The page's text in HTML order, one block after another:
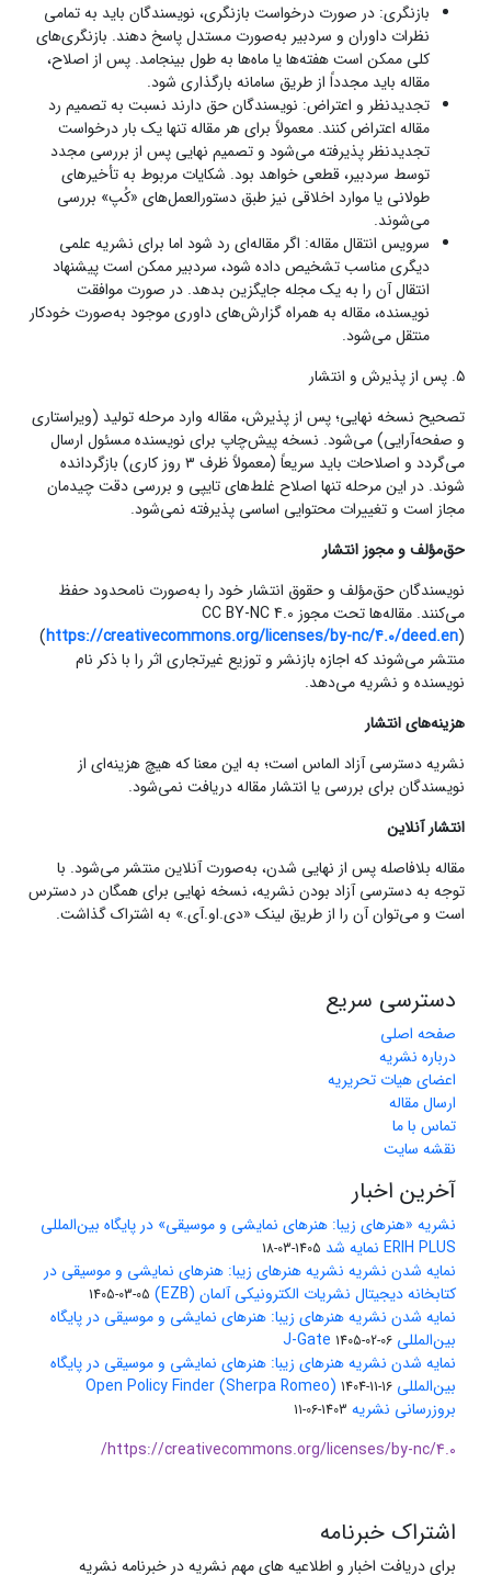
بازنگری: در صورت درخواست بازنگری، نویسندگان باید به تمامی
نظرات داوران و سردبیر به‌صورت مستدل پاسخ دهند. بازنگری‌های
کلی ممکن است هفته‌ها یا ماه‌ها به طول بینجامد. پس از اصلاح،
مقاله باید مجدداً از طریق سامانه بارگذاری شود.
تجدیدنظر و اعتراض: نویسندگان حق دارند نسبت به تصمیم رد
مقاله اعتراض کنند. معمولاً برای هر مقاله تنها یک بار درخواست
تجدیدنظر پذیرفته می‌شود و تصمیم نهایی پس از بررسی مجدد
توسط سردبیر، قطعی خواهد بود. شکایات مربوط به تأخیرهای
طولانی یا موارد اخلاقی نیز طبق دستورالعمل‌های «کُپ» بررسی
می‌شوند.
سرویس انتقال مقاله: اگر مقاله‌ای رد شود اما برای نشریه علمی
دیگری مناسب تشخیص داده شود، سردبیر ممکن است پیشنهاد
انتقال آن را به یک مجله جایگزین بدهد. در صورت موافقت
نویسنده، مقاله به همراه گزارش‌های داوری موجود به‌صورت خودکار
منتقل می‌شود.
۵. پس از پذیرش و انتشار
تصحیح نسخه نهایی؛ پس از پذیرش، مقاله وارد مرحله تولید (ویراستاری
و صفحه‌آرایی) می‌شود. نسخه پیش‌چاپ برای نویسنده مسئول ارسال
می‌گردد و اصلاحات باید سریعاً (معمولاً ظرف ۳ روز کاری) بازگردانده
شوند. در این مرحله تنها اصلاح غلط‌های تایپی و بررسی دقت چیدمان
مجاز است و تغییرات محتوایی اساسی پذیرفته نمی‌شود.
حق‌مؤلف و مجوز انتشار
نویسندگان حق‌مؤلف و حقوق انتشار خود را به‌صورت نامحدود حفظ
می‌کنند. مقاله‌ها تحت مجوز CC BY-NC 4.0
(https://creativecommons.org/licenses/by-nc/4.0/deed.en)
منتشر می‌شوند که اجازه بازنشر و توزیع غیرتجاری اثر را با ذکر نام
نویسنده و نشریه می‌دهد.
هزینه‌های انتشار
نشریه دسترسی آزاد الماس است؛ به این معنا که هیچ هزینه‌ای از
نویسندگان برای بررسی یا انتشار مقاله دریافت نمی‌شود.
انتشار آنلاین
مقاله بلافاصله پس از نهایی شدن، به‌صورت آنلاین منتشر می‌شود. با
توجه به دسترسی آزاد بودن نشریه، نسخه نهایی برای همگان در دسترس
است و می‌توان آن را از طریق لینک «دی.او.آی.» به اشتراک گذاشت.
دسترسی سریع
صفحه اصلی
درباره نشریه
اعضای هیات تحریریه
ارسال مقاله
تماس با ما
نقشه سایت
آخرین اخبار
نشریه «هنرهای زیبا: هنرهای نمایشی و موسیقی» در پایگاه بین‌المللی
ERIH PLUS نمایه شد
1405-03-18
نمایه شدن نشریه نشریه هنرهای زیبا: هنرهای نمایشی و موسیقی در
کتابخانه دیجیتال نشریات الکترونیکی آلمان (EZB)
1405-03-05
نمایه شدن نشریه هنرهای زیبا: هنرهای نمایشی و موسیقی در پایگاه
بین‌المللی J-Gate 1405-02-06
نمایه شدن نشریه هنرهای زیبا: هنرهای نمایشی و موسیقی در پایگاه
بین‌المللی Open Policy Finder (Sherpa Romeo) 1404-11-16
بروزرسانی نشریه 1403-06-11
https://creativecommons.org/licenses/by-nc/4.0/
اشتراک خبرنامه
برای دریافت اخبار و اطلاعیه های مهم نشریه در خبرنامه نشریه